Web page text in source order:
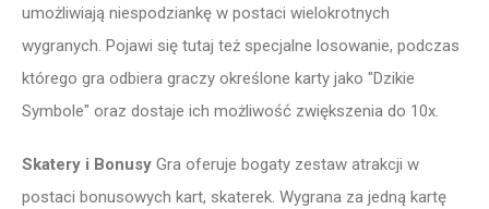
umożliwiają niespodziankę w postaci wielokrotnych
wygranych. Pojawi się tutaj też specjalne losowanie, podczas
którego gra odbiera graczy określone karty jako "Dzikie
Symbole" oraz dostaje ich możliwość zwiększenia do 10x.
Skatery i Bonusy Gra oferuje bogaty zestaw atrakcji w
postaci bonusowych kart, skaterek. Wygrana za jedną kartę